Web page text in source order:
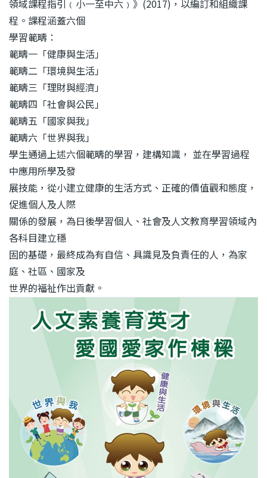
領域課程指引﹙小一至中六﹚》 (2017) ，以編訂和組織課
程。課程涵蓋六個
學習範疇：
範疇一「健康與生活」
範疇二「環境與生活」
範疇三「理財與經濟」
範疇四「社會與公民」
範疇五「國家與我」
範疇六「世界與我」
學生通過上述六個範疇的學習，建構知識， 並在學習過程
中應用所學及發
展技能，從小建立健康的生活方式、正確的價值觀和態度，
促進個人及人際
關係的發展，為日後學習個人、社會及人文教育學習領域內
各科目建立穩
固的基礎，最終成為有自信、具識見及負責任的人，為家
庭、社區、國家及
世界的福祉作出貢獻。